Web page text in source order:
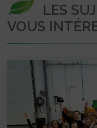
LES
VOUS